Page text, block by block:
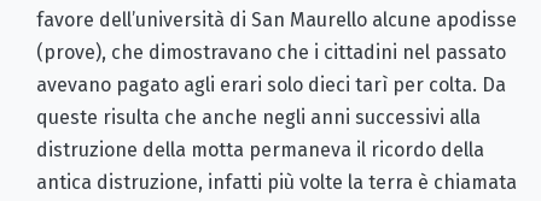
favore dell’università di San Maurello alcune apodisse
(prove), che dimostravano che i cittadini nel passato
avevano pagato agli erari solo dieci tarì per colta. Da
queste risulta che anche negli anni successivi alla
distruzione della motta permaneva il ricordo della
antica distruzione, infatti più volte la terra è chiamata